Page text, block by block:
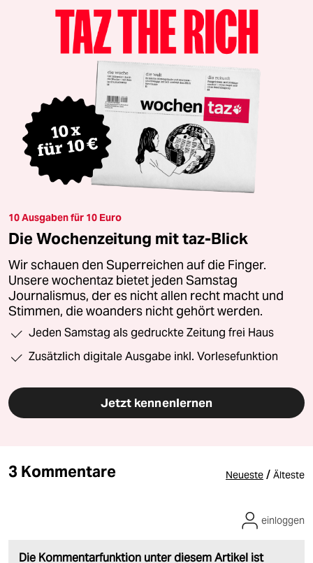
10 Ausgaben für 10 Euro
Die Wochenzeitung mit taz-Blick
Wir schauen den Superreichen auf die Finger.
Unsere wochentaz bietet jeden Samstag
Journalismus, der es nicht allen recht macht und
Stimmen, die woanders nicht gehört werden.
Jeden Samstag als gedruckte Zeitung frei Haus
Zusätzlich digitale Ausgabe inkl. Vorlesefunktion
Jetzt kennenlernen
3 Kommentare Neueste / Älteste
Die Kommentarfunktion unter diesem Artikel ist
einloggen